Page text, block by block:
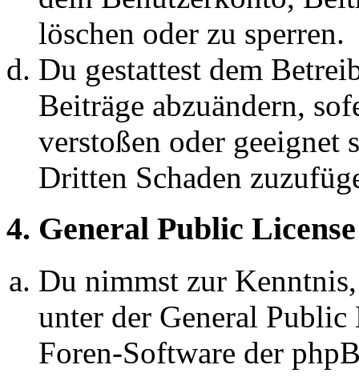
löschen oder zu sperren.
Du gestattest dem
Beiträge abzuändern,
verstoßen oder geeignet
Dritten Schaden
4. General Public License
Du nimmst zur
unter der General
Foren-Software der